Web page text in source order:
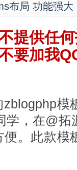
布局 功能强大
提供任
要加我
模
学，在@
。此款模